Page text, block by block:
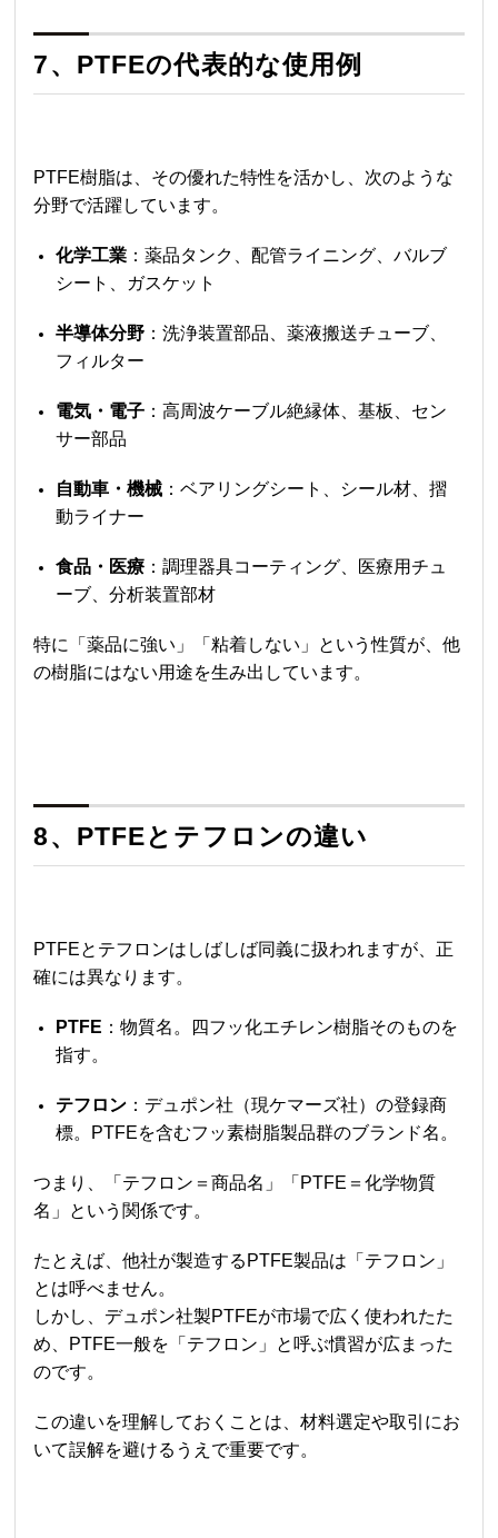
7、PTFEの代表的な使用例
PTFE樹脂は、その優れた特性を活かし、次のような
分野で活躍しています。
化学工業 ：薬品タンク、配管ライニング、バルブ
シート、ガスケット
半導体分野 ：洗浄装置部品、薬液搬送チューブ、
フィルター
電気・電子 ：高周波ケーブル絶縁体、基板、セン
サー部品
自動車・機械 ：ベアリングシート、シール材、摺
動ライナー
食品・医療 ：調理器具コーティング、医療用チュ
ーブ、分析装置部材
特に「薬品に強い」「粘着しない」という性質が、他
の樹脂にはない用途を生み出しています。
8、PTFEとテフロンの違い
PTFEとテフロンはしばしば同義に扱われますが、正
確には異なります。
PTFE ：物質名。四フッ化エチレン樹脂そのものを
指す。
テフロン ：デュポン社（現ケマーズ社）の登録商
標。PTFEを含むフッ素樹脂製品群のブランド名。
つまり、「テフロン＝商品名」「PTFE＝化学物質
名」という関係です。
たとえば、他社が製造するPTFE製品は「テフロン」
とは呼べません。
しかし、デュポン社製PTFEが市場で広く使われたた
め、PTFE一般を「テフロン」と呼ぶ慣習が広まった
のです。
この違いを理解しておくことは、材料選定や取引にお
いて誤解を避けるうえで重要です。